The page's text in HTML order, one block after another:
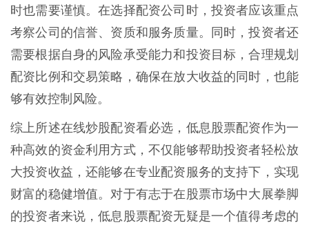
时也需要谨慎。在选择配资公司时，投资者应该重点
考察公司的信誉、资质和服务质量。同时，投资者还
需要根据自身的风险承受能力和投资目标，合理规划
配资比例和交易策略，确保在放大收益的同时，也能
够有效控制风险。
综上所述在线炒股配资看必选，低息股票配资作为一
种高效的资金利用方式，不仅能够帮助投资者轻松放
大投资收益，还能够在专业配资服务的支持下，实现
财富的稳健增值。对于有志于在股票市场中大展拳脚
的投资者来说，低息股票配资无疑是一个值得考虑的